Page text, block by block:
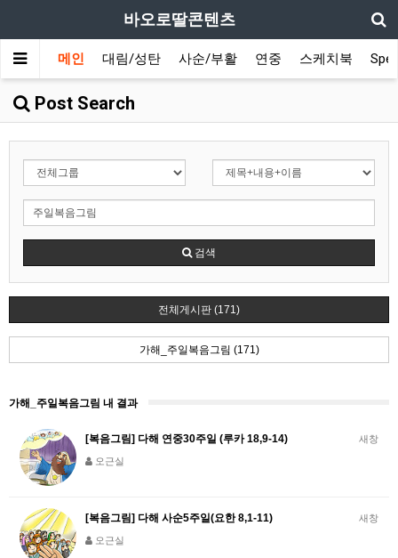
바오로딸콘텐츠
메인 대림/성탄 사순/부활 연중 스케치북
Post Search
검색
전체게시판 (171)
가해_주일복음그림 (171)
가해_주일복음그림 내 결과
새창
[복음그림] 다해 연중30주일 (루카 18,9-14)
오근실
새창
[복음그림] 다해 사순5주일(요한 8,1-11)
오근실